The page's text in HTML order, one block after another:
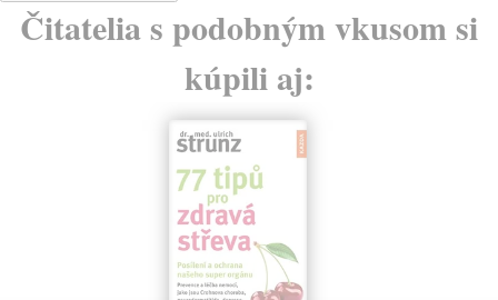
Čitatelia s podobným vkusom si
kúpili aj: